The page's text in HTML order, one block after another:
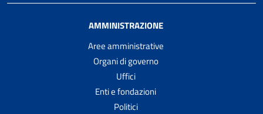
AMMINISTRAZIONE
Aree amministrative
Organi di governo
Uffici
Enti e fondazioni
Politici